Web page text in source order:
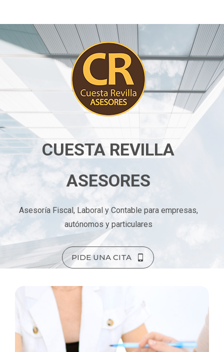
CUESTA REVILLA
ASESORES
Asesoría Fiscal, Laboral y Contable para empresas,
autónomos y particulares
PIDE UNA CITA